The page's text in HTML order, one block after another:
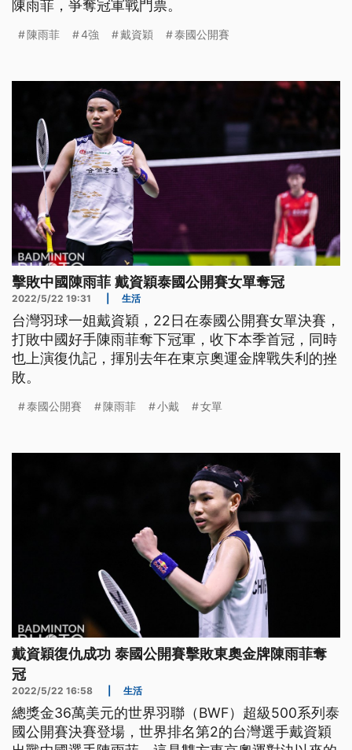
陳雨菲，爭奪冠軍戰門票。
陳雨菲 4強 戴資穎 泰國公開賽
擊敗中國陳雨菲 戴資穎泰國公開賽女單奪冠
2022/5/22 19:31 生活
台灣羽球一姐戴資穎，22日在泰國公開賽女單決賽，
打敗中國好手陳雨菲奪下冠軍，收下本季首冠，同時
也上演復仇記，揮別去年在東京奧運金牌戰失利的挫
敗。
泰國公開賽 陳雨菲 小戴 女單
戴資穎復仇成功 泰國公開賽擊敗東奧金牌陳雨菲奪
冠
2022/5/22 16:58 生活
總獎金36萬美元的世界羽聯（BWF）超級500系列泰
國公開賽決賽登場，世界排名第2的台灣選手戴資穎